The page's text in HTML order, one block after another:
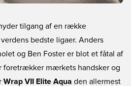
tilgang af en række
bedste ligaer. Anders
og Ben Foster er blot et fåtal af
foretrækker mærkets handsker og
Wrap VII Elite Aqua den allermest